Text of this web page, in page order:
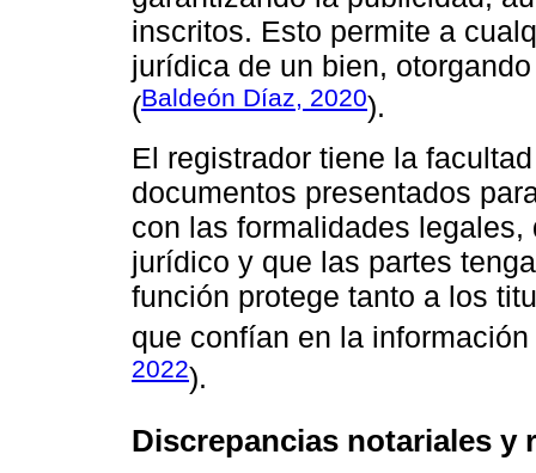
inscritos. Esto permite a
jurídica de un bien,
(Baldeón Díaz, 2020).
El registrador tiene la
documentos presentados
con las formalidades
jurídico y que las partes
función protege tanto a los
que confían en la
2022).
Discrepancias notariales y